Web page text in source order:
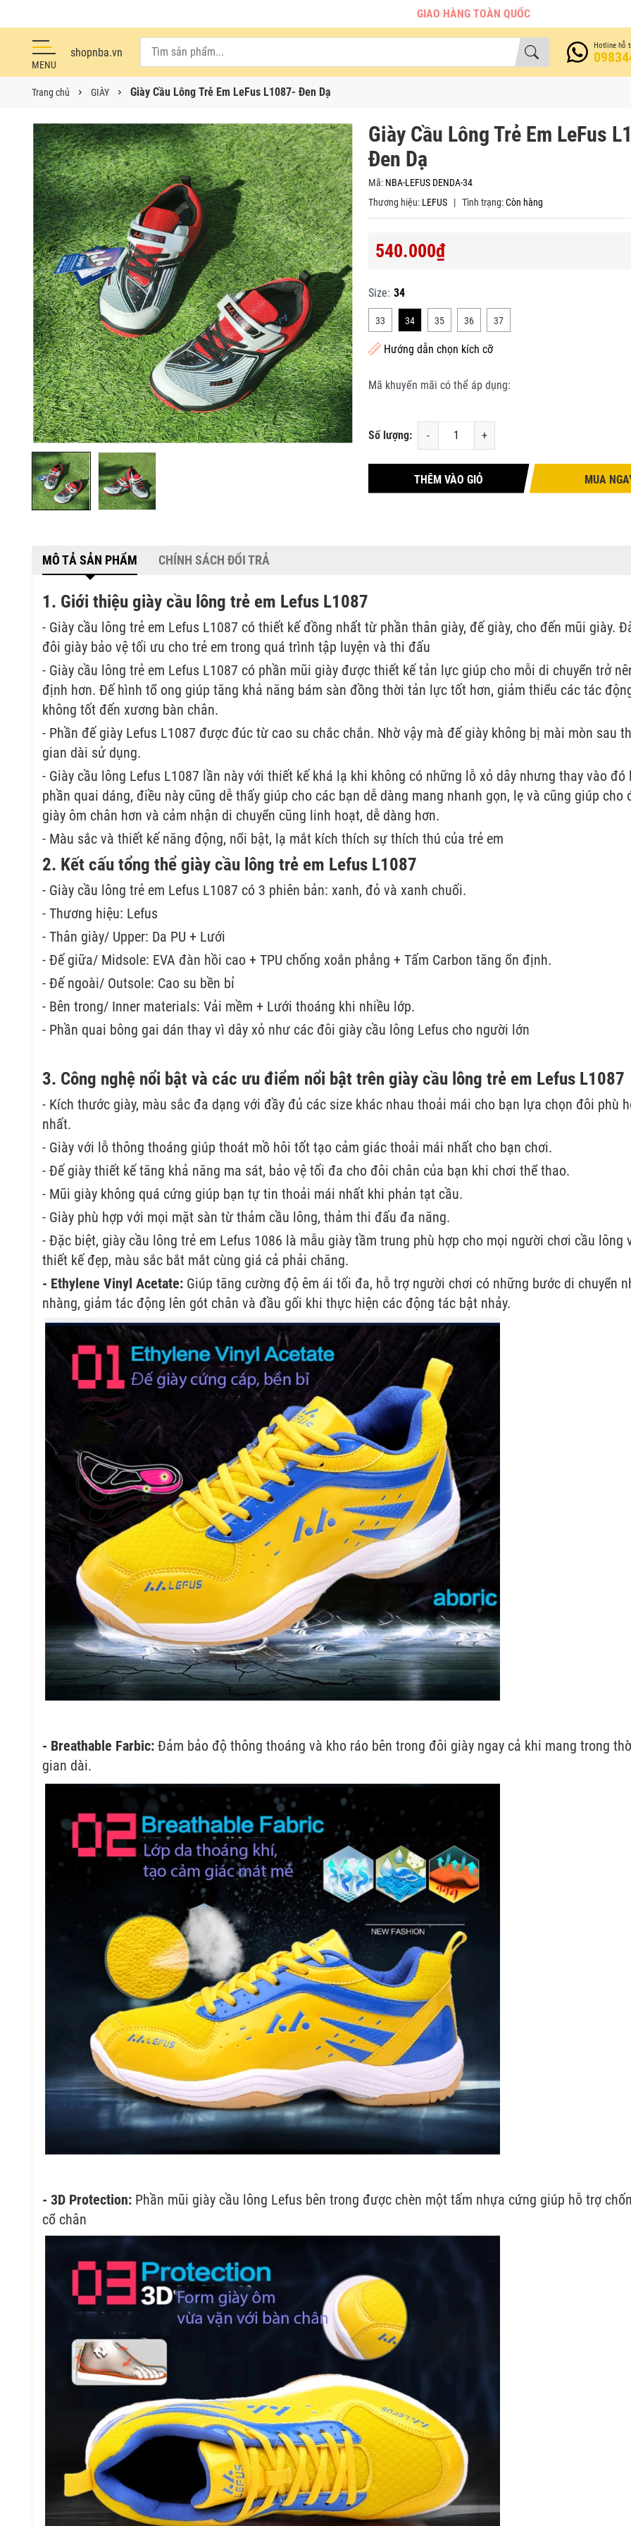
GIAO HÀNG TOÀN QUỐC
MENU
shopnba.vn Hotline hỗ
Trang chủ GIÀY Giày Cầu Lông Trẻ Em LeFus L1087- Đen Dạ
Giày Cầu Lông Trẻ Em LeFus
Đen Dạ
Mã: NBA-LEFUS DENDA-34
Thương hiệu: LEFUS | Tình trạng: Còn hàng
540.000₫
Size: 34
33 34 35 36 37
Hướng dẫn chọn kích cỡ
Mã khuyến mãi có thể áp dụng:
Số lượng: - +
THÊM VÀO GIỎ MUA
MÔ TẢ SẢN PHẨM CHÍNH SÁCH ĐỔI TRẢ
1. Giới thiệu giày cầu lông trẻ em Lefus L1087
- Giày cầu lông trẻ em Lefus L1087 có thiết kế đồng nhất từ phần thân giày, đế giày, cho đến mũi giày.
đôi giày bảo vệ tối ưu cho trẻ em trong quá trình tập luyện và thi đấu
- Giày cầu lông trẻ em Lefus L1087 có phần mũi giày được thiết kế tản lực giúp cho mỗi di chuyển trở
định hơn. Đế hình tổ ong giúp tăng khả năng bám sàn đồng thời tản lực tốt hơn, giảm thiểu các tác
không tốt đến xương bàn chân.
- Phần đế giày Lefus L1087 được đúc từ cao su chắc chắn. Nhờ vậy mà đế giày không bị mài mòn sau
gian dài sử dụng.
- Giày cầu lông Lefus L1087 lần này với thiết kế khá lạ khi không có những lỗ xỏ dây nhưng thay vào đó
phần quai dáng, điều này cũng dễ thấy giúp cho các bạn dễ dàng mang nhanh gọn, lẹ và cũng giúp cho
giày ôm chân hơn và cảm nhận di chuyển cũng linh hoạt, dễ dàng hơn.
- Màu sắc và thiết kế năng động, nổi bật, lạ mắt kích thích sự thích thú của trẻ em
2. Kết cấu tổng thể giày cầu lông trẻ em Lefus L1087
- Giày cầu lông trẻ em Lefus L1087 có 3 phiên bản: xanh, đỏ và xanh chuối.
- Thương hiệu: Lefus
- Thân giày/ Upper: Da PU + Lưới
- Đế giữa/ Midsole: EVA đàn hồi cao + TPU chống xoắn phẳng + Tấm Carbon tăng ổn định.
- Đế ngoài/ Outsole: Cao su bền bỉ
- Bên trong/ Inner materials: Vải mềm + Lưới thoáng khi nhiều lớp.
- Phần quai bông gai dán thay vì dây xỏ như các đôi giày cầu lông Lefus cho người lớn
3. Công nghệ nổi bật và các ưu điểm nổi bật trên giày cầu lông trẻ em Lefus L1087
- Kích thước giày, màu sắc đa dạng với đầy đủ các size khác nhau thoải mái cho bạn lựa chọn đôi phù
nhất.
- Giày với lỗ thông thoáng giúp thoát mồ hôi tốt tạo cảm giác thoải mái nhất cho bạn chơi.
- Đế giày thiết kế tăng khả năng ma sát, bảo vệ tối đa cho đôi chân của bạn khi chơi thể thao.
- Mũi giày không quá cứng giúp bạn tự tin thoải mái nhất khi phản tạt cầu.
- Giày phù hợp với mọi mặt sàn từ thảm cầu lông, thảm thi đấu đa năng.
- Đặc biệt, giày cầu lông trẻ em Lefus 1086 là mẫu giày tầm trung phù hợp cho mọi người chơi cầu lông
thiết kế đẹp, màu sắc bắt mắt cùng giá cả phải chăng.
- Ethylene Vinyl Acetate: Giúp tăng cường độ êm ái tối đa, hỗ trợ người chơi có những bước di chuyển
nhàng, giảm tác động lên gót chân và đầu gối khi thực hiện các động tác bật nhảy.
- Breathable Farbic: Đảm bảo độ thông thoáng và kho ráo bên trong đôi giày ngay cả khi mang trong
gian dài.
- 3D Protection: Phần mũi giày cầu lông Lefus bên trong được chèn một tấm nhựa cứng giúp hỗ trợ
cổ chân